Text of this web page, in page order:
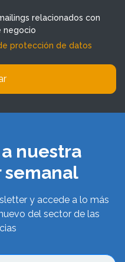
relacionados con
negocio
protección de datos
nuestra
y accede a lo más
del sector de las